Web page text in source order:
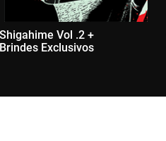
Shigahime Vol .2 +
Brindes Exclusivos